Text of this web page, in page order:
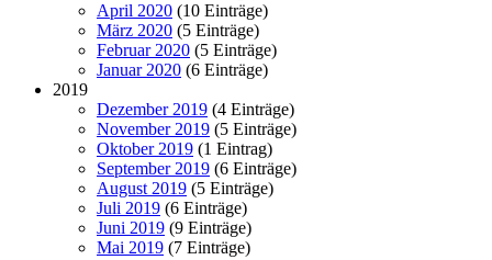
April 2020 (10 Einträge)
März 2020 (5 Einträge)
Februar 2020 (5 Einträge)
Januar 2020 (6 Einträge)
2019
Dezember 2019 (4 Einträge)
November 2019 (5 Einträge)
Oktober 2019 (1 Eintrag)
September 2019 (6 Einträge)
August 2019 (5 Einträge)
Juli 2019 (6 Einträge)
Juni 2019 (9 Einträge)
Mai 2019 (7 Einträge)